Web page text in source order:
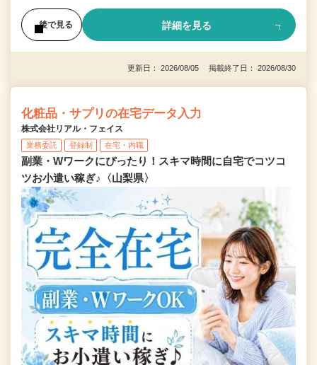
後で見る 詳細を見る
更新日： 2026/08/05 掲載終了日： 2026/08/30
化粧品・サプリの在宅データ入力
株式会社リアル・フェイス
業務委託 登録制 在宅・内職
副業・Wワークにぴったり！スキマ時間に自宅でコツコ
ツお小遣い稼ぎ♪〈山梨県〉